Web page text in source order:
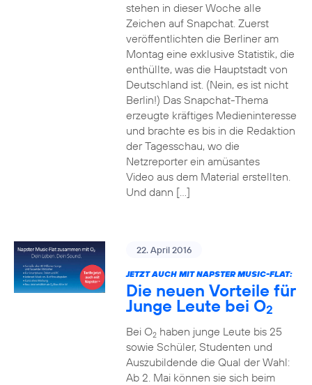
stehen in dieser Woche alle
Zeichen auf Snapchat. Zuerst
veröffentlichten die Berliner am
Montag eine exklusive Statistik, die
enthüllte, was die Hauptstadt von
Deutschland ist. (Nein, es ist nicht
Berlin!) Das Snapchat-Thema
erzeugte kräftiges Medieninteresse
und brachte es bis in die Redaktion
der Tagesschau, wo die
Netzreporter ein amüsantes
Video aus dem Material erstellten.
Und dann […]
22. April 2016
JETZT AUCH MIT NAPSTER MUSIC-FLAT:
Die neuen Vorteile für
Junge Leute bei O2
Bei O2haben junge Leute bis 25
sowie Schüler, Studenten und
Auszubildende die Qual der Wahl:
Ab 2. Mai können sie sich beim